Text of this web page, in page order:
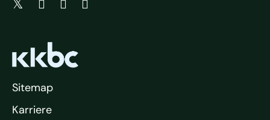
Sitemap
Karriere